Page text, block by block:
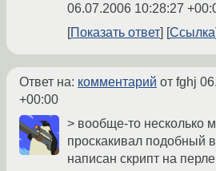
06.07.2006 10:28:27
Показать ответ
Ссылка
Ответ на: комментарий от fghj
+00:00
> вообще-то несколько
проскакивал подобный
написан скрипт на перле